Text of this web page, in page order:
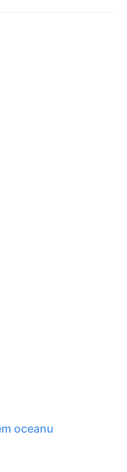
oceanu